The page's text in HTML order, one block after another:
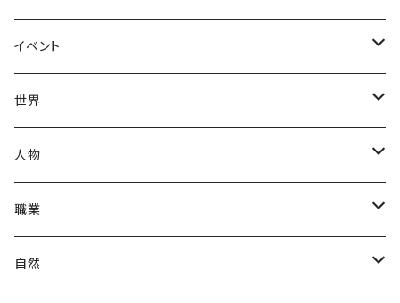
春
夏
秋
冬
イベント
出産・育児
母の日
中秋節
クリスマス
世界
ハワイアン
パリ
ロシアン
人物
赤ちゃん
女性
職業
医者
自然